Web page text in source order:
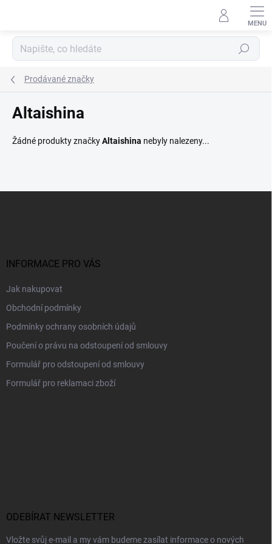
Hledat
Prodávané značky
Altaishina
Žádné produkty značkyAltaishina nebyly nalezeny...
INFORMACE PRO VÁS
Jak nakupovat
Obchodní podmínky
Podmínky ochrany osobních údajů
Poučení o právu na odstoupení od smlouvy
Formulář pro odstoupení od smlouvy
Formulář pro reklamaci zboží
ODEBÍRAT NEWSLETTER
Vložte svůj e-mail a my vám budeme zasílat informace o nových